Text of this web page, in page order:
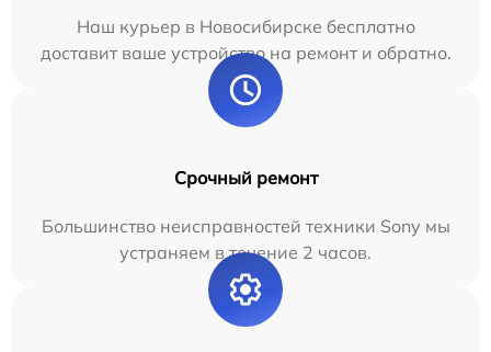
Наш курьер в Новосибирске бесплатно
доставит ваше устройство на ремонт и обратно.
Срочный ремонт
Большинство неисправностей техники Sony мы
устраняем в течение 2 часов.